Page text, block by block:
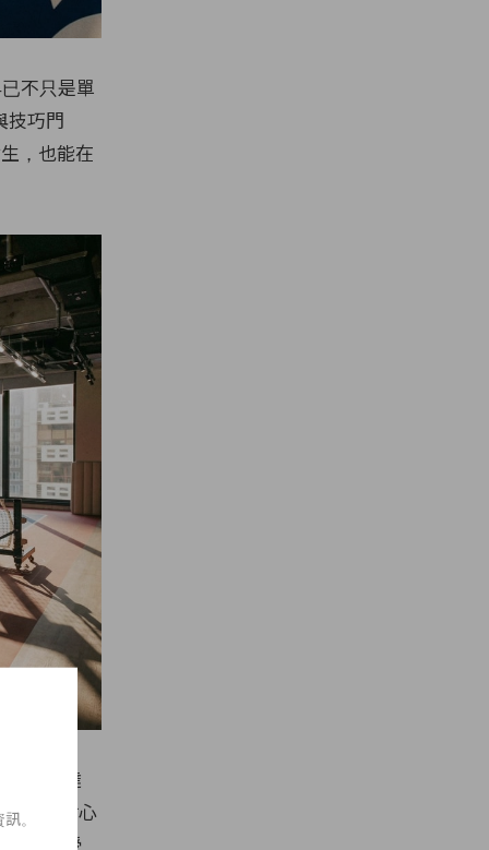
不只是單
技巧門
，也能在
佔地高達
。最貼心
徹底免受
。